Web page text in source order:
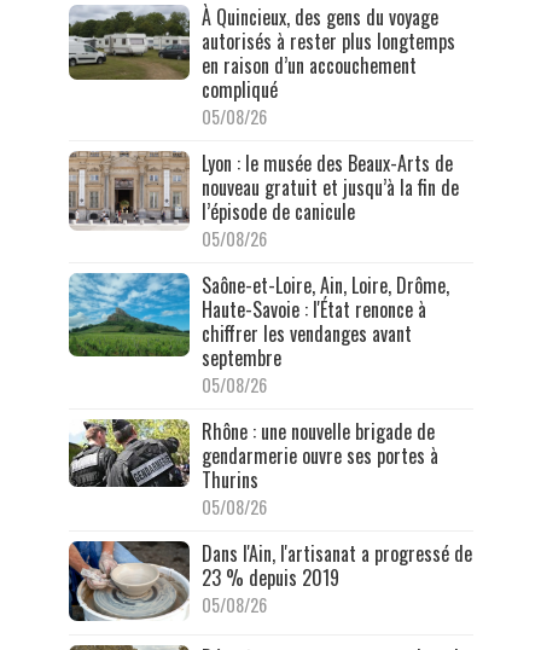
À Quincieux, des gens du voyage
autorisés à rester plus longtemps
en raison d’un accouchement
compliqué
05/08/26
Lyon : le musée des Beaux-Arts de
nouveau gratuit et jusqu’à la fin de
l’épisode de canicule
05/08/26
Saône-et-Loire, Ain, Loire, Drôme,
Haute-Savoie : l'État renonce à
chiffrer les vendanges avant
septembre
05/08/26
Rhône : une nouvelle brigade de
gendarmerie ouvre ses portes à
Thurins
05/08/26
Dans l'Ain, l'artisanat a progressé de
23 % depuis 2019
05/08/26